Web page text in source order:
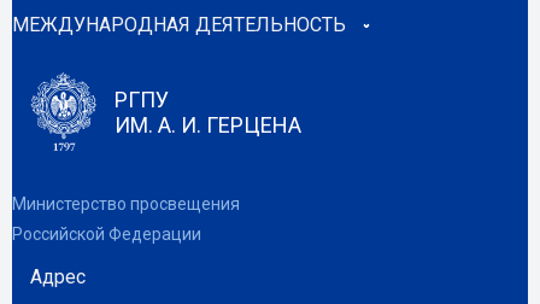
МЕЖДУНАРОДНАЯ ДЕЯТЕЛЬНОСТЬ
РГПУ
ИМ. А. И. ГЕРЦЕНА
Министерство просвещения
Российской Федерации
Адрес